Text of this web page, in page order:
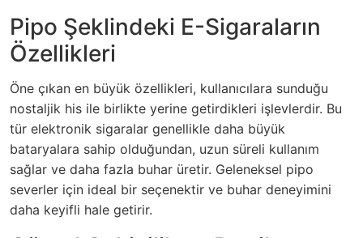
Pipo Şeklindeki E-Sigaraların
Özellikleri
Öne çıkan en büyük özellikleri, kullanıcılara sunduğu
nostaljik his ile birlikte yerine getirdikleri işlevlerdir. Bu
tür elektronik sigaralar genellikle daha büyük
bataryalara sahip olduğundan, uzun süreli kullanım
sağlar ve daha fazla buhar üretir. Geleneksel pipo
severler için ideal bir seçenektir ve buhar deneyimini
daha keyifli hale getirir.